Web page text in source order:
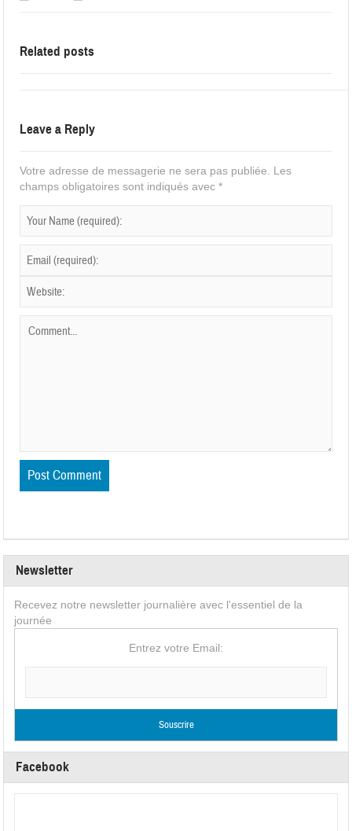
Related posts
Leave a Reply
Votre adresse de messagerie ne sera pas publiée.
Les
champs obligatoires sont indiqués avec*
Newsletter
Recevez notre newsletter journalière avec l'essentiel de la
journée
Entrez votre Email:
Facebook